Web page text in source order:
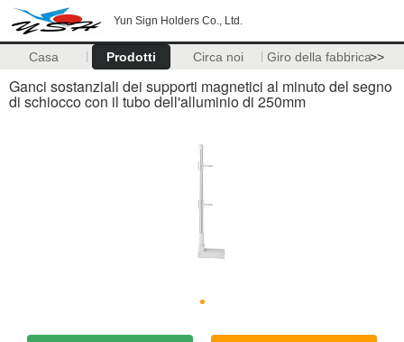
Yun Sign Holders Co., Ltd.
Casa Prodotti Circa noi Giro della fabbrica>>
Ganci sostanziali dei supporti magnetici al minuto del segno
di schiocco con il tubo dell'alluminio di 250mm